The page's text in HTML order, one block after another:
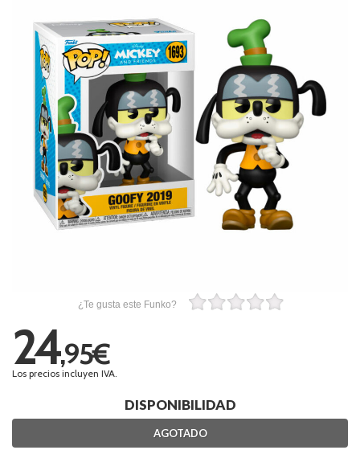
¿Te gusta este Funko?
24,95€
Los precios incluyen IVA.
DISPONIBILIDAD
AGOTADO